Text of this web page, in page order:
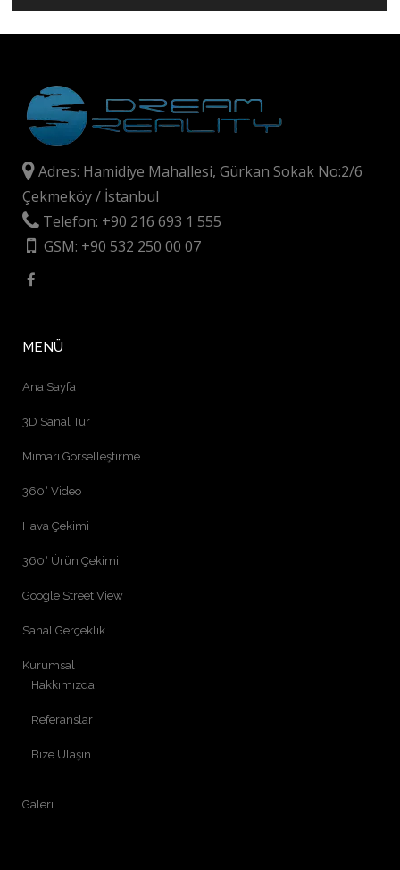
Adres: Hamidiye Mahallesi, Gürkan Sokak No:2/6
Çekmeköy / İstanbul
Telefon: +90 216 693 1 555
GSM: +90 532 250 00 07
MENÜ
Ana Sayfa
3D Sanal Tur
Mimari Görselleştirme
360° Video
Hava Çekimi
360° Ürün Çekimi
Google Street View
Sanal Gerçeklik
Kurumsal
Hakkımızda
Referanslar
Bize Ulaşın
Galeri